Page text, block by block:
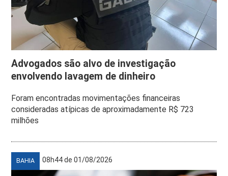
Advogados são alvo de investigação
envolvendo lavagem de dinheiro
Foram encontradas movimentações financeiras
consideradas atípicas de aproximadamente R$ 723
milhões
BAHIA 08h44 de 01/08/2026